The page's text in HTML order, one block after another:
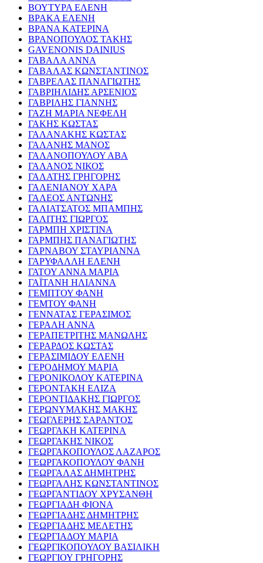
ΒΟΥΤΥΡΑ ΕΛΕΝΗ
ΒΡΑΚΑ ΕΛΕΝΗ
ΒΡΑΝΑ ΚΑΤΕΡΙΝΑ
ΒΡΑΝΟΠΟΥΛΟΣ ΤΑΚΗΣ
GAVENONIS DAINIUS
ΓΑΒΑΛΑ ΑΝΝΑ
ΓΑΒΑΛΑΣ ΚΩΝΣΤΑΝΤΙΝΟΣ
ΓΑΒΡΕΛΑΣ ΠΑΝΑΓΙΩΤΗΣ
ΓΑΒΡΙΗΛΙΔΗΣ ΑΡΣΕΝΙΟΣ
ΓΑΒΡΙΛΗΣ ΓΙΑΝΝΗΣ
ΓΑΖΗ ΜΑΡΙΑ ΝΕΦΕΛΗ
ΓΑΚΗΣ ΚΩΣΤΑΣ
ΓΑΛΑΝΑΚΗΣ ΚΩΣΤΑΣ
ΓΑΛΑΝΗΣ ΜΑΝΟΣ
ΓΑΛΑΝΟΠΟΥΛΟΥ ΑΒΑ
ΓΑΛΑΝΟΣ ΝΙΚΟΣ
ΓΑΛΑΤΗΣ ΓΡΗΓΟΡΗΣ
ΓΑΛΕΝΙΑΝΟΥ ΧΑΡΑ
ΓΑΛΕΟΣ ΑΝΤΩΝΗΣ
ΓΑΛΙΑΤΣΑΤΟΣ ΜΠΑΜΠΗΣ
ΓΑΛΙΤΗΣ ΓΙΩΡΓΟΣ
ΓΑΡΜΠΗ ΧΡΙΣΤΙΝΑ
ΓΑΡΜΠΗΣ ΠΑΝΑΓΙΩΤΗΣ
ΓΑΡΝΑΒΟΥ ΣΤΑΥΡΙΑΝΝΑ
ΓΑΡΥΦΑΛΛΗ ΕΛΕΝΗ
ΓΑΤΟΥ ΑΝΝΑ ΜΑΡΙΑ
ΓΑΪΤΑΝΗ ΗΛΙΑΝΝΑ
ΓΕΜΠΤΟΥ ΦΑΝΗ
ΓΕΜΤΟΥ ΦΑΝΗ
ΓΕΝΝΑΤΑΣ ΓΕΡΑΣΙΜΟΣ
ΓΕΡΑΛΗ ΑΝΝΑ
ΓΕΡΑΠΕΤΡΙΤΗΣ ΜΑΝΩΛΗΣ
ΓΕΡΑΡΔΟΣ ΚΩΣΤΑΣ
ΓΕΡΑΣΙΜΙΔΟΥ ΕΛΕΝΗ
ΓΕΡΟΔΗΜΟΥ ΜΑΡΙΑ
ΓΕΡΟΝΙΚΟΛΟΥ ΚΑΤΕΡΙΝΑ
ΓΕΡΟΝΤΑΚΗ ΕΛΙΖΑ
ΓΕΡΟΝΤΙΔΑΚΗΣ ΓΙΩΡΓΟΣ
ΓΕΡΩΝΥΜΑΚΗΣ ΜΑΚΗΣ
ΓΕΩΓΛΕΡΗΣ ΣΑΡΑΝΤΟΣ
ΓΕΩΡΓΑΚΗ ΚΑΤΕΡΙΝΑ
ΓΕΩΡΓΑΚΗΣ ΝΙΚΟΣ
ΓΕΩΡΓΑΚΟΠΟΥΛΟΣ ΛΑΖΑΡΟΣ
ΓΕΩΡΓΑΚΟΠΟΥΛΟΥ ΦΑΝΗ
ΓΕΩΡΓΑΛΑΣ ΔΗΜΗΤΡΗΣ
ΓΕΩΡΓΑΛΗΣ ΚΩΝΣΤΑΝΤΙΝΟΣ
ΓΕΩΡΓΑΝΤΙΔΟΥ ΧΡΥΣΑΝΘΗ
ΓΕΩΡΓΙΑΔΗ ΦΙΟΝΑ
ΓΕΩΡΓΙΑΔΗΣ ΔΗΜΗΤΡΗΣ
ΓΕΩΡΓΙΑΔΗΣ ΜΕΛΕΤΗΣ
ΓΕΩΡΓΙΑΔΟΥ ΜΑΡΙΑ
ΓΕΩΡΓΙΚΟΠΟΥΛΟΥ ΒΑΣΙΛΙΚΗ
ΓΕΩΡΓΙΟΥ ΓΡΗΓΟΡΗΣ